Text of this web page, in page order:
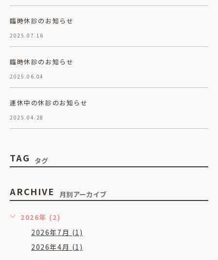
臨時休診のお知らせ
2025.07.16
臨時休診のお知らせ
2025.06.04
連休中の休診のお知らせ
2025.04.28
TAG タグ
ARCHIVE 月別アーカイブ
2026年 (2)
2026年7月 (1)
2026年4月 (1)